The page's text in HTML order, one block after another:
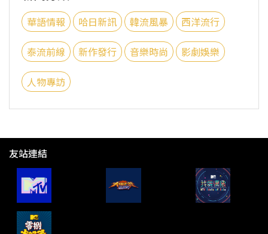
華語情報 哈日新訊 韓流風暴 西洋流行
泰流前線 新作發行 音樂時尚 影劇娛樂
人物專訪
友站連結